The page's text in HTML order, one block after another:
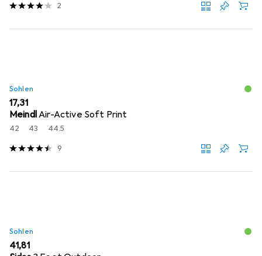
2
Sohlen
EUR
17,31
MeindlAir-Active Soft Print
42 43 44.5
9
Sohlen
EUR
41,81